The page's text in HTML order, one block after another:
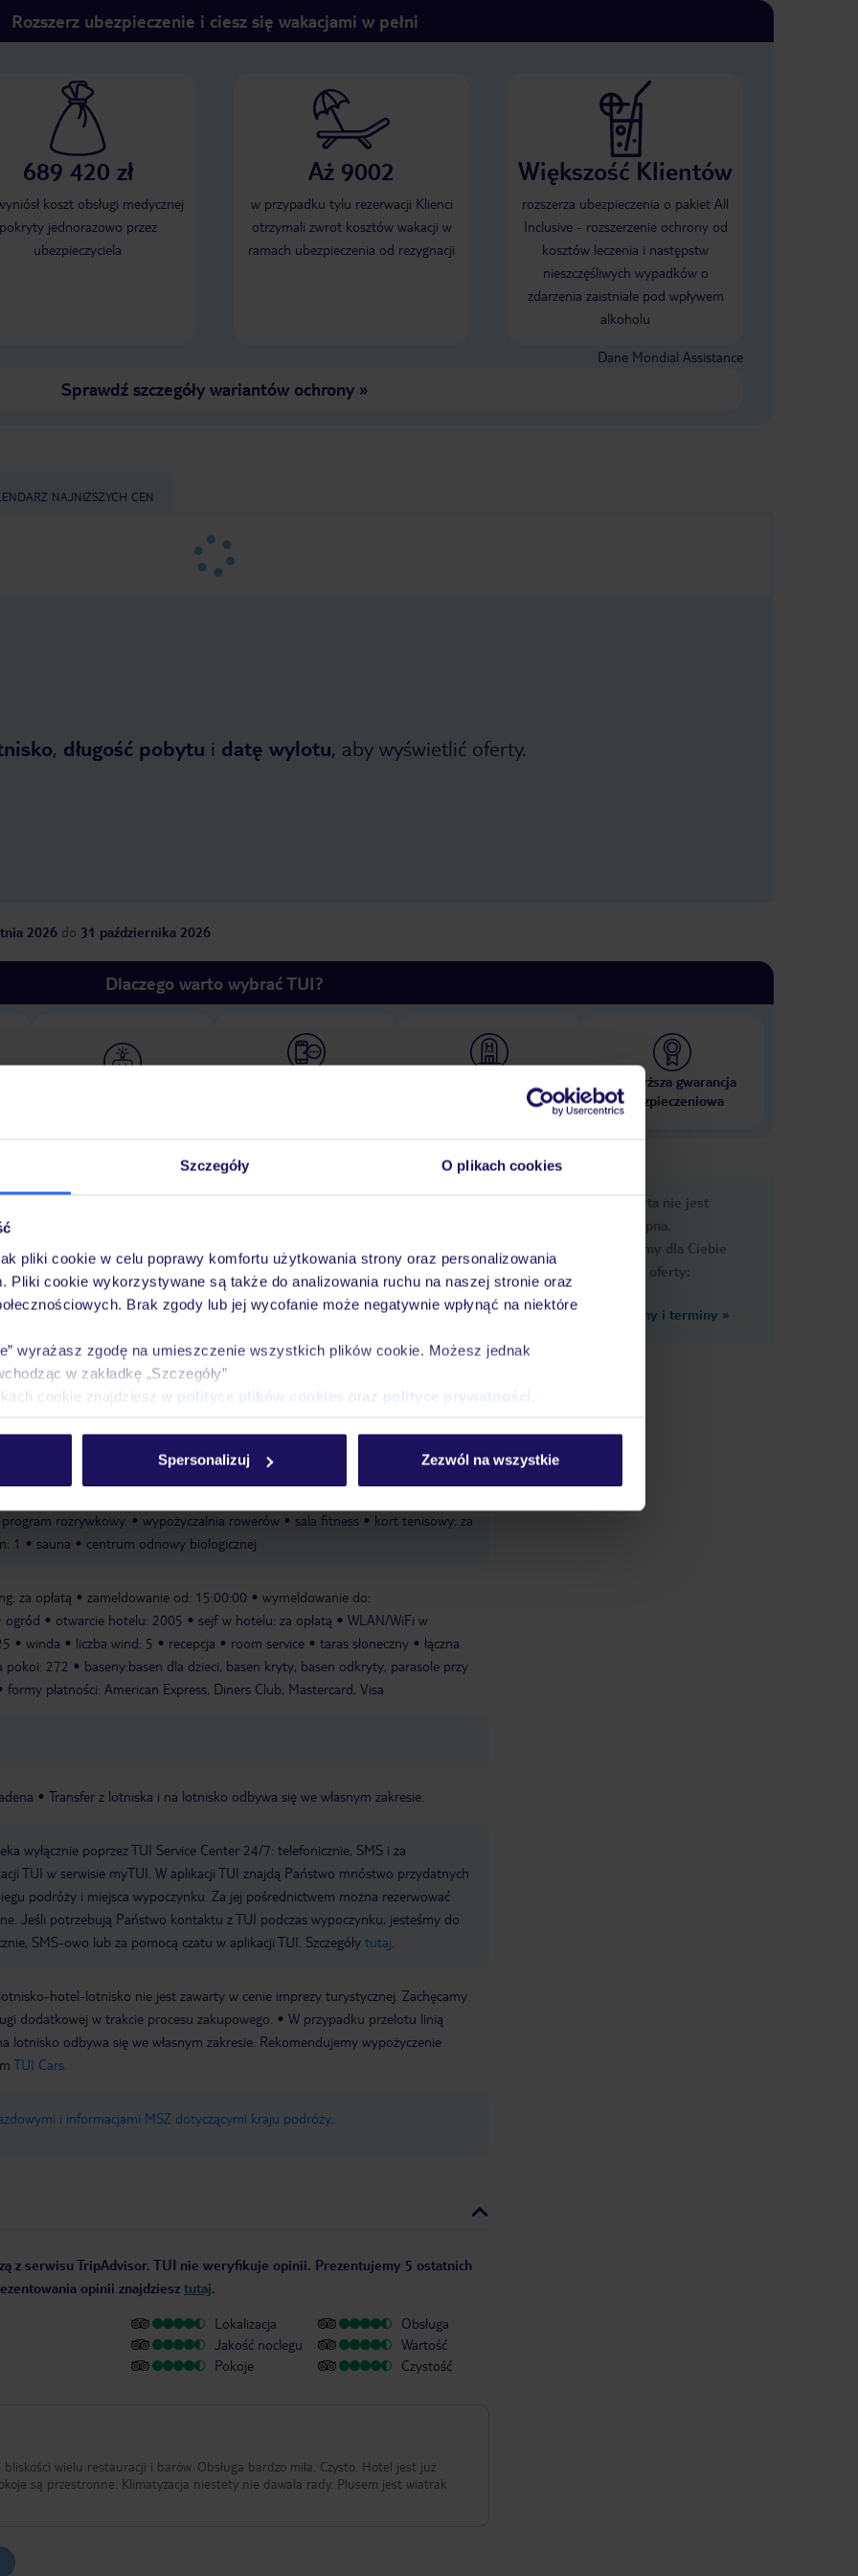
Szczegóły O plikach cookies
pliki cookie w celu poprawy komfortu użytkowania strony oraz personalizowania
Pliki cookie wykorzystywane są także do analizowania ruchu na naszej stronie oraz
Brak zgody lub jej wycofanie może negatywnie wpłynąć na niektóre
wyrażasz zgodę na umieszczenie wszystkich plików cookie. Możesz jednak
w zakładkę „Szczegóły”
cookie znajdziesz w polityce plików cookies oraz polityce prywatności
Spersonalizuj Zezwól na wszystkie
Rozszerz ubezpieczenie i ciesz się wakacjami w pełni
689 420 zł
koszt obsługi medycznej
pokryty jednorazowo przez
ubezpieczyciela
Aż 9002
w przypadku tylu rezerwacji Klienci
otrzymali zwrot kosztów wakacji w
ramach ubezpieczenia od rezygnacji
Większość Klientów
rozszerza ubezpieczenia o pakiet All
Inclusive - rozszerzenie ochrony od
kosztów leczenia i następstw
nieszczęśliwych wypadków o
zdarzenia zaistniałe pod wpływem
alkoholu
Dane Mondial Assistance
Sprawdź szczegóły wariantów ochrony»
NAJNIŻSZYCH CEN
, długość pobytu i datę wylotu, aby wyświetlić oferty.
2026 do 31 października 2026
Dlaczego warto wybrać TUI?
Najwyższa gwarancja
ubezpieczeniowa
Pokoje Wyżywienie Atrakcje
Ważne
do relaksu. Orzeźwiające napoje dostępne są w barze przy basenie. Sale fitness
rozrywkowy.
wypożyczalnia rowerów sala fitness
kort tenisowy: za
1 sauna centrum odnowy biologicznej
za opłatą zameldowanie od: 15:00:00
wymeldowanie do:
ogród otwarcie hotelu: 2005 sejf w hotelu: za opłatą
WLAN/WiFi w
winda liczba wind: 5 recepcja room service taras słoneczny
łączna
pokoi: 272
baseny:basen dla dzieci, basen kryty, basen odkryty, parasole przy
formy płatności: American Express, Diners Club, Mastercard, Visa
Transfer z lotniska i na lotnisko odbywa się we własnym zakresie.
wyłącznie poprzez TUI Service Center 24/7: telefonicznie, SMS i za
TUI w serwisie myTUI. W aplikacji TUI znajdą Państwo mnóstwo przydatnych
podróży i miejsca wypoczynku. Za jej pośrednictwem można rezerwować
Jeśli potrzebują Państwo kontaktu z TUI podczas wypoczynku, jesteśmy do
SMS-owo lub za pomocą czatu w aplikacji TUI. Szczegóły tutaj
hotel-lotnisko nie jest zawarty w cenie imprezy turystycznej. Zachęcamy
dodatkowej w trakcie procesu zakupowego.
W przypadku przelotu linią
lotnisko odbywa się we własnym zakresie. Rekomendujemy wypożyczenie
TUI Cars.
i informacjami MSZ dotyczącymi kraju podróży.
z serwisu TripAdvisor. TUI nie weryfikuje opinii. Prezentujemy 5 ostatnich
opinii znajdziesz tutaj.
Lokalizacja
Jakość noclegu
Pokoje
Obsługa
Wartość
Czystość
bliskości wielu restauracji i barów. Obsługa bardzo miła. Czysto. Hotel jest już
są przestronne. Klimatyzacja niestety nie dawała rady. Plusem jest wiatrak
Ups, ta oferta nie jest
dostępna.
Przygotowaliśmy dla Ciebie
podobne oferty:
Zobacz inne ceny i terminy »